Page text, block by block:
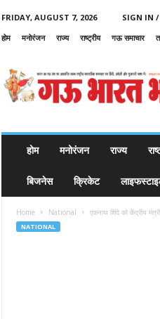
FRIDAY, AUGUST 7, 2026
SIGN IN /
होम
मनोरंजन राज्य राष्ट्रीय गऊ समाचार
u
होम
मनोरंजन राज्य
बिजनेस क्रिकेट
Home National एकनाथ शिंदे को केंद्रीय
NATIONAL